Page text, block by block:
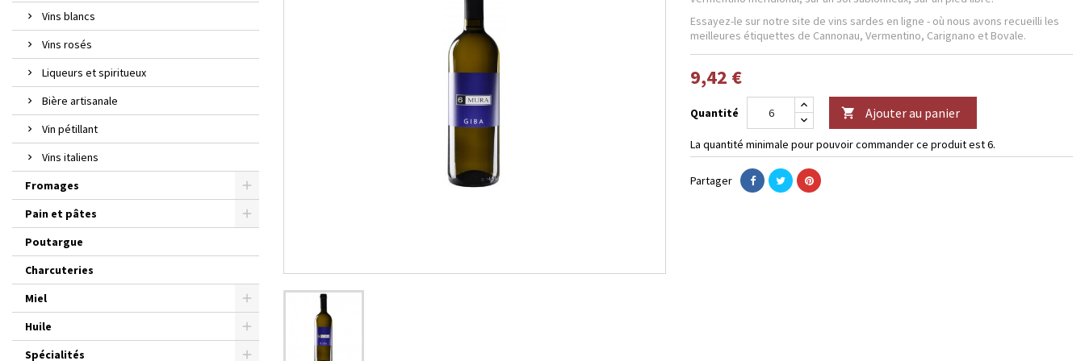
Vins blancs
Vins rosés
Liqueurs et spiritueux
Bière artisanale
Vin pétillant
Vins italiens
Fromages
Pain et pâtes
Poutargue
Charcuteries
Miel
Huile
Spécialités
Essayez-le sur notre site de vins sardes en ligne - où nous avons recueilli les
meilleures étiquettes de Cannonau, Vermentino, Carignano et Bovale.
9,42 €
Quantité  Ajouter au panier
La quantité minimale pour pouvoir commander ce produit est 6.
Partager